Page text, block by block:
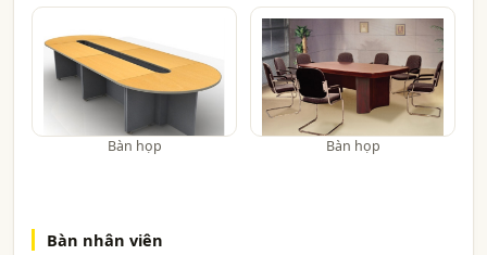
Bàn họp Bàn họp
Bàn nhân viên